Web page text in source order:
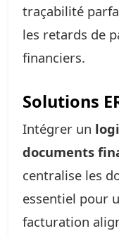
traçabilité
les retards de
financiers.
Solutions
Intégrer un
documents
centralise les
essentiel pour
facturation